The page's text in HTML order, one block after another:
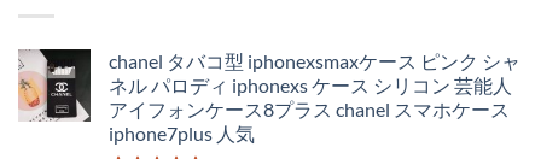
chanel タバコ型 iphonexsmaxケース ピンク シャ
ネル パロディ iphonexs ケース シリコン 芸能人
アイフォンケース8プラス chanel スマホケース
iphone7plus 人気